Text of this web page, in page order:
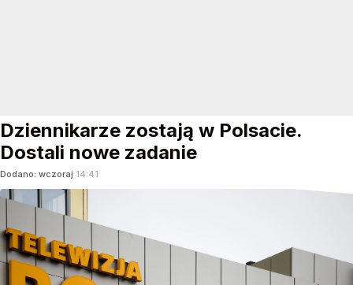
Dziennikarze zostają w Polsacie.
Dostali nowe zadanie
Dodano: wczoraj 14:41